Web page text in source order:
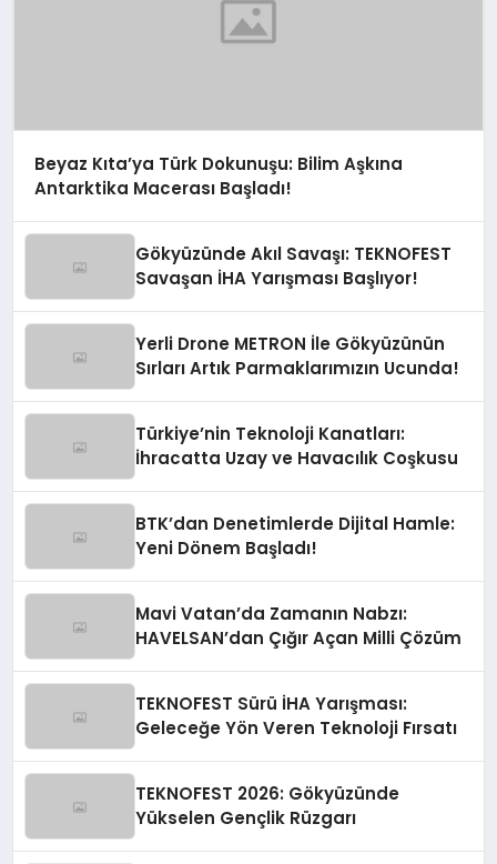
Beyaz Kıta’ya Türk Dokunuşu: Bilim Aşkına
Antarktika Macerası Başladı!
Gökyüzünde Akıl Savaşı: TEKNOFEST
Savaşan İHA Yarışması Başlıyor!
Yerli Drone METRON İle Gökyüzünün
Sırları Artık Parmaklarımızın Ucunda!
Türkiye’nin Teknoloji Kanatları:
İhracatta Uzay ve Havacılık Coşkusu
BTK’dan Denetimlerde Dijital Hamle:
Yeni Dönem Başladı!
Mavi Vatan’da Zamanın Nabzı:
HAVELSAN’dan Çığır Açan Milli Çözüm
TEKNOFEST Sürü İHA Yarışması:
Geleceğe Yön Veren Teknoloji Fırsatı
TEKNOFEST 2026: Gökyüzünde
Yükselen Gençlik Rüzgarı